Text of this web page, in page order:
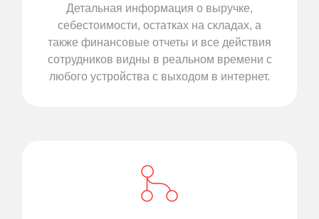
Детальная информация о выручке,
себестоимости, остатках на складах, а
также финансовые отчеты и все действия
сотрудников видны в реальном времени с
любого устройства с выходом в интернет.